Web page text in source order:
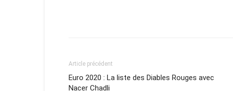
Article précédent
Euro 2020 : La liste des Diables Rouges avec
Nacer Chadli